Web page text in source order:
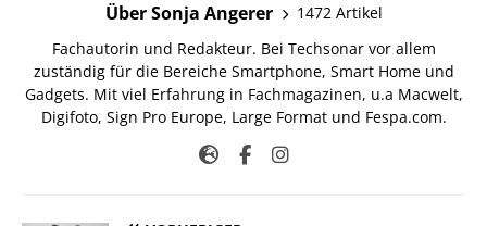
Über Sonja Angerer
1472 Artikel
Fachautorin und Redakteur. Bei Techsonar vor allem
zuständig für die Bereiche Smartphone, Smart Home und
Gadgets. Mit viel Erfahrung in Fachmagazinen, u.a Macwelt,
Digifoto, Sign Pro Europe, Large Format und Fespa.com.